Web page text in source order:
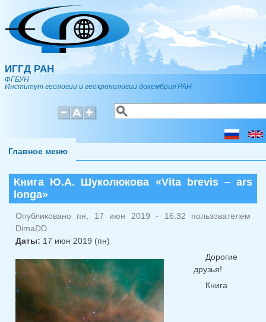
Перейти к основному содержанию
ИГГД РАН
ФГБУН
Институт геологии и геохронологии докембрия РАН
Форма поиска
Поиск
Главное меню
Книга Ю.А. Шуколюкова «Vita brevis – ars
longa»
Опубликовано пн, 17 июн 2019 - 16:32 пользователем
DimaDD
Даты: 17 июн 2019 (пн)
Дорогие
друзья!
Книга